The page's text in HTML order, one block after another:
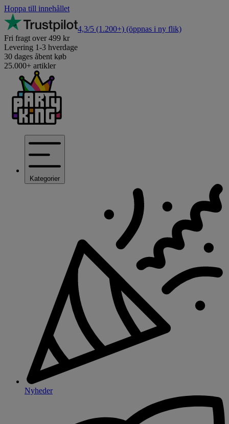
Hoppa till innehållet
4,3/5 (1.200+) (öppnas i ny flik)
Fri fragt over 499 kr
Levering 1-3 hverdage
30 dages åbent køb
25.000+ artikler
Kategorier
Nyheder